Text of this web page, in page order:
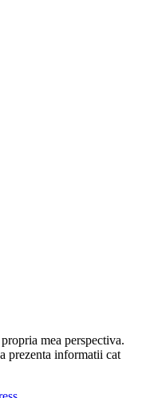
mea perspectiva.
prezenta informatii cat